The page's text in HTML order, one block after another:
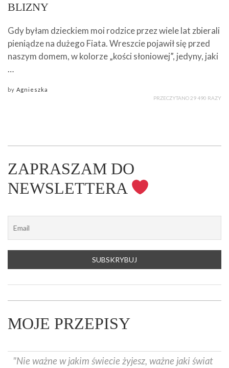
BLIZNY
Gdy byłam dzieckiem moi rodzice przez wiele lat zbierali
pieniądze na dużego Fiata. Wreszcie pojawił się przed
naszym domem, w kolorze „kości słoniowej”, jedyny, jaki
…
by Agnieszka
PRZECZYTANO 29 490 RAZY
ZAPRASZAM DO
NEWSLETTERA
MOJE PRZEPISY
"Nie ważne w jakim świecie żyjesz, ważne jaki świat